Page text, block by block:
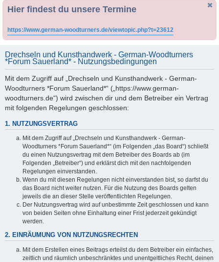
Hier findest du unsere Termine
https://www.german-woodturners.de/viewtopic.php?t=23612
Drechseln und Kunsthandwerk - German-Woodturners
*Forum Sauerland* - Nutzungsbedingungen
Mit dem Zugriff auf „Drechseln und Kunsthandwerk - German-
Woodturners *Forum Sauerland*“ („https://www.german-
woodturners.de“) wird zwischen dir und dem Betreiber ein Vertrag
mit folgenden Regelungen geschlossen:
1. NUTZUNGSVERTRAG
Mit dem Zugriff auf „Drechseln und Kunsthandwerk - German-
Woodturners *Forum Sauerland*“ (im Folgenden „das Board“) schließt
du einen Nutzungsvertrag mit dem Betreiber des Boards ab (im
Folgenden „Betreiber“) und erklärst dich mit den nachfolgenden
Regelungen einverstanden.
Wenn du mit diesen Regelungen nicht einverstanden bist, so darfst du
das Board nicht weiter nutzen. Für die Nutzung des Boards gelten
jeweils die an dieser Stelle veröffentlichten Regelungen.
Der Nutzungsvertrag wird auf unbestimmte Zeit geschlossen und kann
von beiden Seiten ohne Einhaltung einer Frist jederzeit gekündigt
werden.
2. EINRÄUMUNG VON NUTZUNGSRECHTEN
Mit dem Erstellen eines Beitrags erteilst du dem Betreiber ein einfaches,
zeitlich und räumlich unbeschränktes und unentgeltliches Recht, deinen